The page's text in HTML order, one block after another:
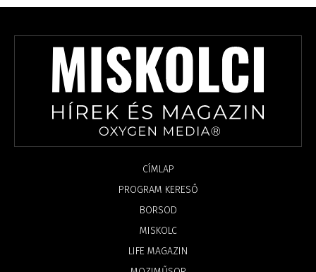
CÍMLAP
PROGRAM KERESŐ
BORSOD
MISKOLC
LIFE MAGAZIN